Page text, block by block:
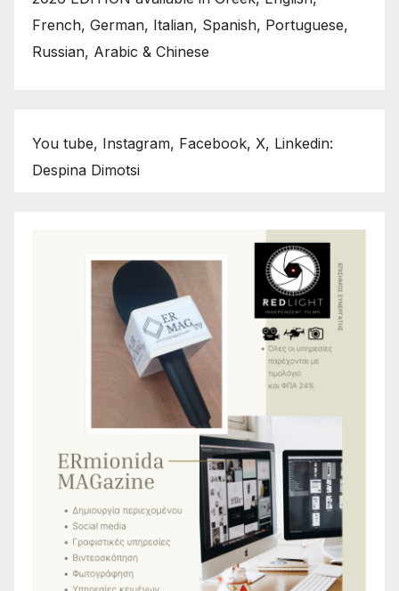
French, German, Italian, Spanish, Portuguese,
Russian, Arabic & Chinese
You tube, Instagram, Facebook, X, Linkedin:
Despina Dimotsi